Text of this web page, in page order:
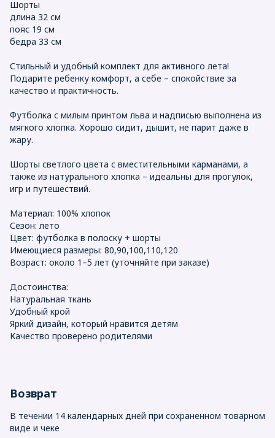
Шорты
длина 32 см
пояс 19 см
бедра 33 см
Стильный и удобный комплект для активного лета!
Подарите ребенку комфорт, а себе – спокойствие за
качество и практичность.
Футболка с милым принтом льва и надписью выполнена из
мягкого хлопка. Хорошо сидит, дышит, не парит даже в
жару.
Шорты светлого цвета с вместительными карманами, а
также из натурального хлопка – идеальны для прогулок,
игр и путешествий.
Материал: 100% хлопок
Сезон: лето
Цвет: футболка в полоску + шорты
Имеющиеся размеры: 80,90,100,110,120
Возраст: около 1–5 лет (уточняйте при заказе)
Достоинства:
Натуральная ткань
Удобный крой
Яркий дизайн, который нравится детям
Качество проверено родителями
Возврат
В течении 14 календарных дней при сохраненном товарном
виде и чеке